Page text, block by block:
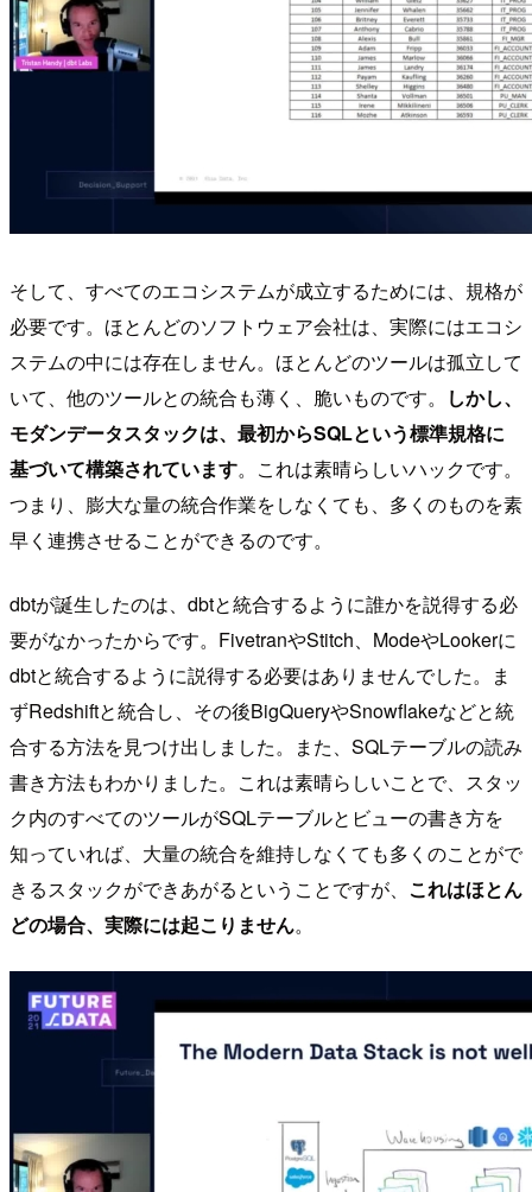
そして、すべてのエコシステムが成立するためには、規格が
必要です。ほとんどのソフトウェア会社は、実際にはエコシ
ステムの中には存在しません。ほとんどのツールは孤立して
いて、他のツールとの統合も薄く、脆いものです。
しかし、
モダンデータスタックは、最初からSQLという標準規格に
基づいて構築されています。これは素晴らしいハックです。
つまり、膨大な量の統合作業をしなくても、多くのものを素
早く連携させることができるのです。
dbtが誕生したのは、dbtと統合するように誰かを説得する必
要がなかったからです。FivetranやStitch、ModeやLookerに
dbtと統合するように説得する必要はありませんでした。ま
ずRedshiftと統合し、その後BigQueryやSnowflakeなどと統
合する方法を見つけ出しました。また、SQLテーブルの読み
書き方法もわかりました。これは素晴らしいことで、スタッ
ク内のすべてのツールがSQLテーブルとビューの書き方を
知っていれば、大量の統合を維持しなくても多くのことがで
きるスタックができあがるということですが、 これはほとん
どの場合、実際には起こりません。